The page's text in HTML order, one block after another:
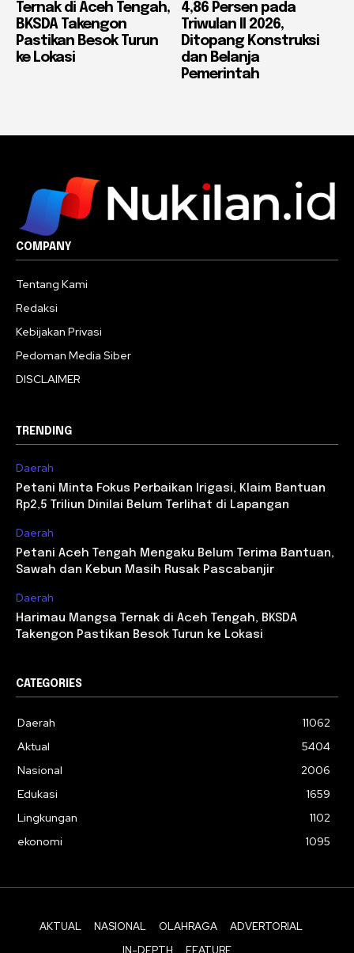
Ternak di Aceh Tengah,
BKSDA Takengon
Pastikan Besok Turun
ke Lokasi
4,86 Persen pada
Triwulan II 2026,
Ditopang Konstruksi
dan Belanja
Pemerintah
COMPANY
Tentang Kami
Redaksi
Kebijakan Privasi
Pedoman Media Siber
DISCLAIMER
TRENDING
Daerah
Petani Minta Fokus Perbaikan Irigasi, Klaim Bantuan
Rp2,5 Triliun Dinilai Belum Terlihat di Lapangan
Daerah
Petani Aceh Tengah Mengaku Belum Terima Bantuan,
Sawah dan Kebun Masih Rusak Pascabanjir
Daerah
Harimau Mangsa Ternak di Aceh Tengah, BKSDA
Takengon Pastikan Besok Turun ke Lokasi
CATEGORIES
Daerah
11062
Aktual
5404
Nasional
2006
Edukasi
1659
Lingkungan
1102
ekonomi
1095
AKTUAL NASIONAL OLAHRAGA
ADVERTORIAL
IN-DEPTH
FEATURE